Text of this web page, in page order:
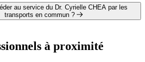
:
LE PENNEC
FLAUS
au service du Dr. Cyrielle CHEA par les
transports en commun ?
LEP Astier
à proximité